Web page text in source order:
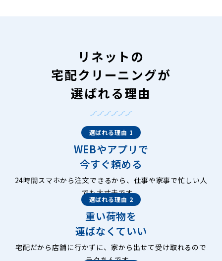
リネットの
宅配クリーニングが
選ばれる理由
選ばれる理由 1
WEBやアプリで
今すぐ頼める
24時間スマホから注文できるから、仕事や家事で忙しい人
でも大丈夫です。
選ばれる理由 2
重い荷物を
運ばなくていい
宅配だから店舗に行かずに、家から出せて受け取れるので